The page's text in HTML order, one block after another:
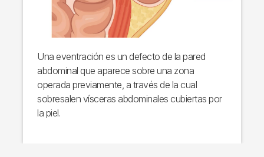
Una eventración es un defecto de la pared
abdominal que aparece sobre una zona
operada previamente, a través de la cual
sobresalen vísceras abdominales cubiertas por
la piel.